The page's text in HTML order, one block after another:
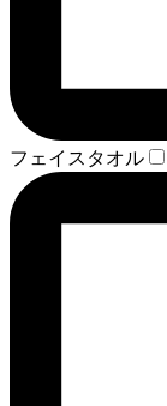
フェイスタオル